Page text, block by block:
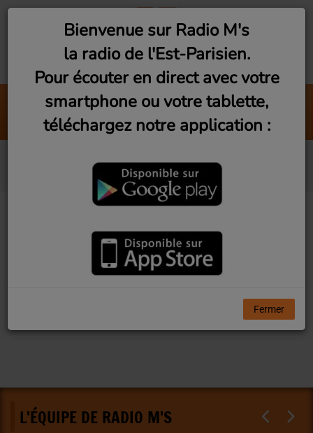
Club M's le mix by David #08
Radio M's (David)
Photos
Radio M's
L'ÉQUIPE DE RADIO M'S
Bienvenue sur Radio M's
la radio de l'Est-Parisien.
Pour écouter en direct avec votre
smartphone ou votre tablette,
téléchargez notre application :
Fermer